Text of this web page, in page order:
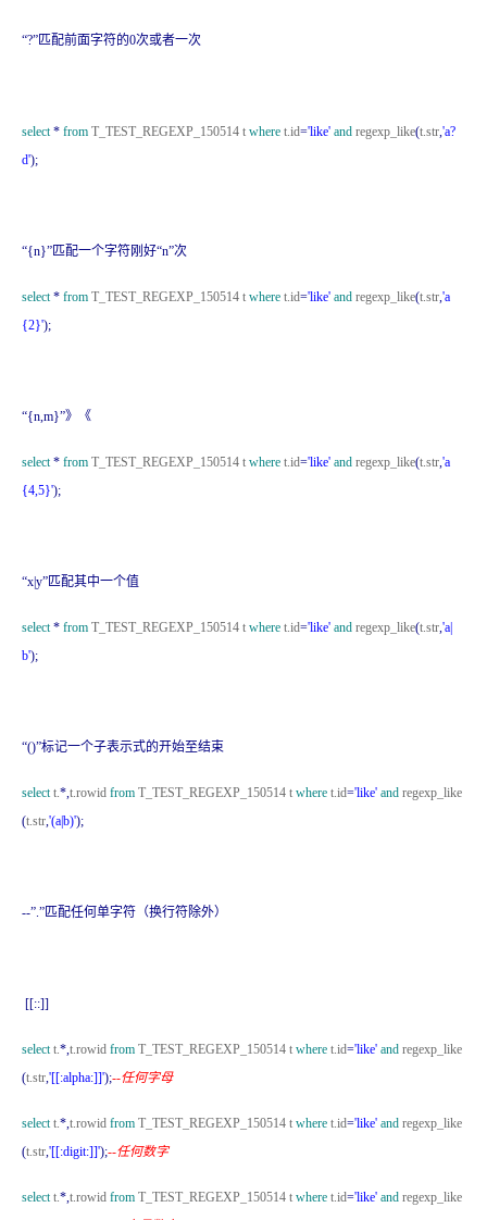
“?”匹配前面字符的0次或者一次
select * from T_TEST_REGEXP_150514 t where t.id='like' and regexp_like(t.str,'a?
d');
“{n}”匹配一个字符刚好“n”次
select * from T_TEST_REGEXP_150514 t where t.id='like' and regexp_like(t.str,'a
{2}');
“{n,m}”》《
select * from T_TEST_REGEXP_150514 t where t.id='like' and regexp_like(t.str,'a
{4,5}');
“x|y”匹配其中一个值
select * from T_TEST_REGEXP_150514 t where t.id='like' and regexp_like(t.str,'a|
b');
“()”标记一个子表示式的开始至结束
selectt.*,t.rowid from T_TEST_REGEXP_150514 t where t.id='like' and regexp_like
(t.str,'(a|b)');
--”.”匹配任何单字符（换行符除外）
[[::]]
selectt.*,t.rowid from T_TEST_REGEXP_150514 t where t.id='like' and regexp_like
(t.str,'[[:alpha:]]');--任何字母
selectt.*,t.rowid from T_TEST_REGEXP_150514 t where t.id='like' and regexp_like
(t.str,'[[:digit:]]');--任何数字
selectt.*,t.rowid from T_TEST_REGEXP_150514 t where t.id='like' and regexp_like